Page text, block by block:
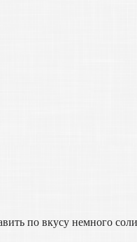
по вкусу немного